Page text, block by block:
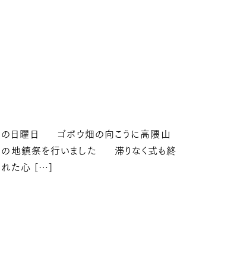
の日曜日 ゴボウ畑の向こうに高隈山
地鎮祭を行いました 滞りなく式も終
れた心 […]